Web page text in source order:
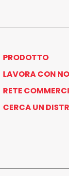
PRODOTTO
LAVORA CON
RETE
CERCA UN